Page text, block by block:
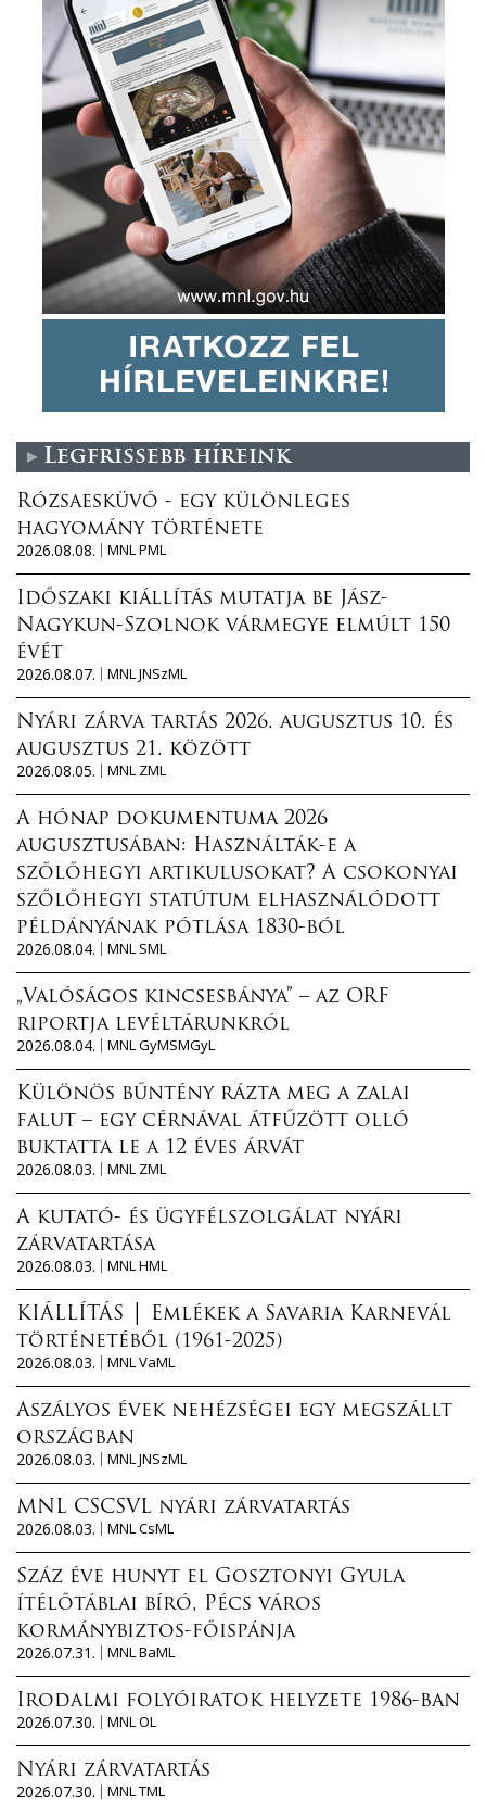
Legfrissebb híreink
Rózsaesküvő - egy különleges
hagyomány története
2026.08.08.
MNL PML
Időszaki kiállítás mutatja be Jász-
Nagykun-Szolnok vármegye elmúlt 150
évét
2026.08.07.
MNL JNSzML
Nyári zárva tartás 2026. augusztus 10. és
augusztus 21. között
2026.08.05.
MNL ZML
A hónap dokumentuma 2026
augusztusában: Használták-e a
szőlőhegyi artikulusokat? A csokonyai
szőlőhegyi statútum elhasználódott
példányának pótlása 1830-ból
2026.08.04.
MNL SML
„Valóságos kincsesbánya” – az ORF
riportja levéltárunkról
2026.08.04.
MNL GyMSMGyL
Különös bűntény rázta meg a zalai
falut – egy cérnával átfűzött olló
buktatta le a 12 éves árvát
2026.08.03.
MNL ZML
A kutató- és ügyfélszolgálat nyári
zárvatartása
2026.08.03.
MNL HML
KIÁLLÍTÁS │ Emlékek a Savaria Karnevál
történetéből (1961-2025)
2026.08.03.
MNL VaML
Aszályos évek nehézségei egy megszállt
országban
2026.08.03.
MNL JNSzML
MNL CSCSVL nyári zárvatartás
2026.08.03.
MNL CsML
Száz éve hunyt el Gosztonyi Gyula
ítélőtáblai bíró, Pécs város
kormánybiztos-főispánja
2026.07.31.
MNL BaML
Irodalmi folyóiratok helyzete 1986-ban
2026.07.30.
MNL OL
Nyári zárvatartás
2026.07.30.
MNL TML